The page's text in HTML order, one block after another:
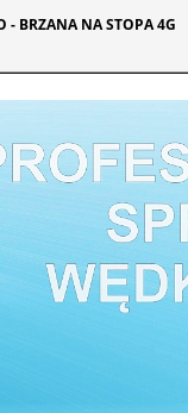
- BRZANA NA STOPA 4G